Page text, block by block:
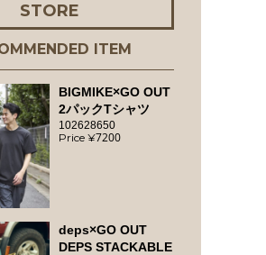
STORE
ITEM
BIGMIKE×GO OUT
2パックTシャツ
102628650
7200
deps×GO OUT
DEPS STACKABLE